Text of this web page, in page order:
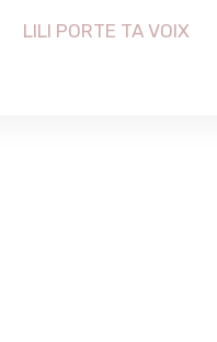
LILI PORTE TA VOIX